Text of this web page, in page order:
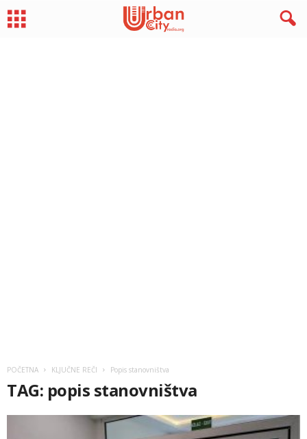
POČETNA KLJUČNE REČI Popis stanovništva
TAG: popis stanovništva